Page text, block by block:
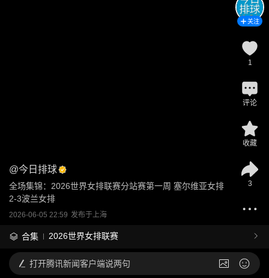
@今日排球
全场集锦：2026世界女排联赛分站赛第一周 塞尔维亚女排
2-3波兰女排
2026-06-05 22:59 发布于上海
合集 2026世界女排联赛
关注
1
评论
收藏
3
打开腾讯新闻客户端说两句